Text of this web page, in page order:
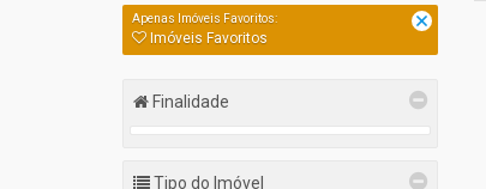
Apenas Imóveis Favoritos:
Imóveis Favoritos
Finalidade
Tipo do Imóvel